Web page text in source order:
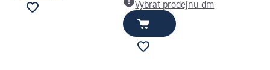
Vybrat prodejnu dm